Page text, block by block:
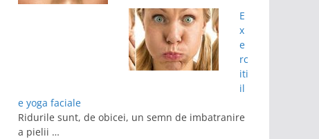
E
x
e
rc
iti
il
e yoga faciale
Ridurile sunt, de obicei, un semn de imbatranire
a pielii …